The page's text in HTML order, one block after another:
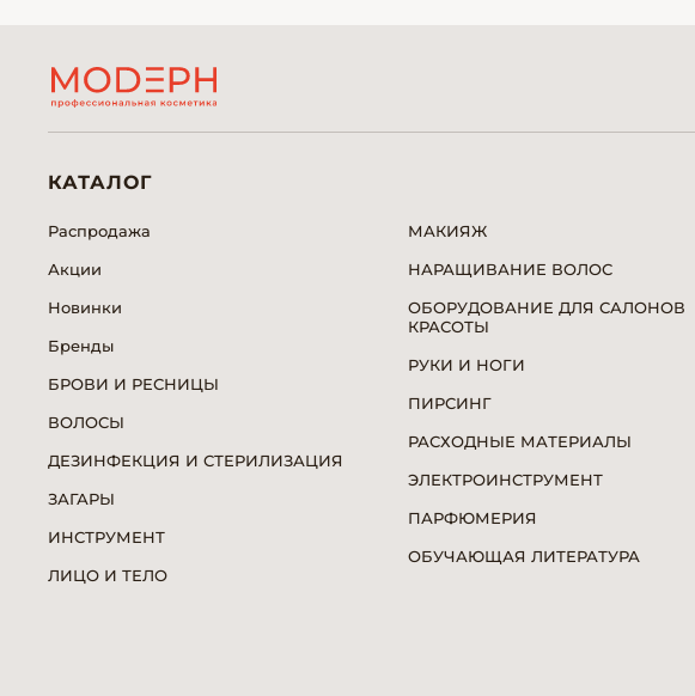
КАТАЛОГ
Распродажа
Акции
Новинки
Бренды
БРОВИ И РЕСНИЦЫ
ВОЛОСЫ
ДЕЗИНФЕКЦИЯ И СТЕРИЛИЗАЦИЯ
ЗАГАРЫ
ИНСТРУМЕНТ
ЛИЦО И ТЕЛО
МАКИЯЖ
НАРАЩИВАНИЕ ВОЛОС
ОБОРУДОВАНИЕ ДЛЯ САЛОНОВ
КРАСОТЫ
РУКИ И НОГИ
ПИРСИНГ
РАСХОДНЫЕ МАТЕРИАЛЫ
ЭЛЕКТРОИНСТРУМЕНТ
ПАРФЮМЕРИЯ
ОБУЧАЮЩАЯ ЛИТЕРАТУРА